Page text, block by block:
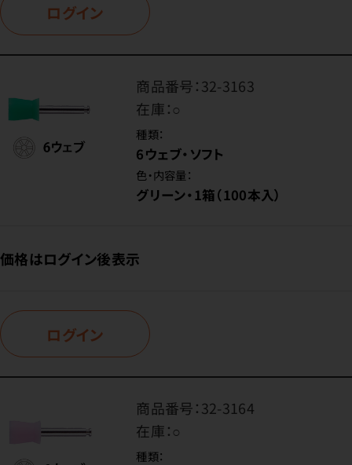
ログイン
商品番号：32-3163
在庫：○
種類：
6ウェブ・ソフト
色・内容量：
グリーン・1箱（100本入）
価格はログイン後表示
ログイン
商品番号：32-3164
在庫：○
種類：